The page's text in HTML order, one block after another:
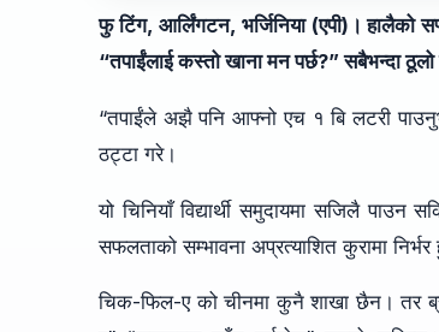
फु टिंग, आर्लिंगटन, भर्जिनिया (एपी)। हालैको
“तपाईंलाई कस्तो खाना मन पर्छ?” सबैभन्दा
“तपाईंले अझै पनि आफ्नो एच १ बि लटरी
ठट्टा गरे।
यो चिनियाँ विद्यार्थी समुदायमा सजिलै
सफलताको सम्भावना अप्रत्याशित कुरामा
चिक-फिल-ए को चीनमा कुनै शाखा छैन। तर